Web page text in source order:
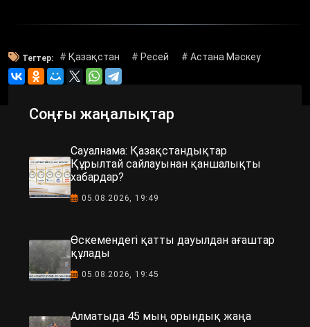
Тегтер: # Қазақстан # Ресей # Астана Мәскеу
Соңғы жаңалықтар
Сауалнама: Қазақстандықтар
Құрылтай сайлауынан қаншалықты
хабардар?
05.08.2026, 19:49
Өскемендегі қатты дауылдан ағаштар
құлады
05.08.2026, 19:45
Алматыда 45 мың орындық жаңа